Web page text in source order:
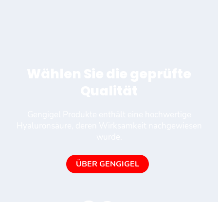
ÜBER GENGIGEL